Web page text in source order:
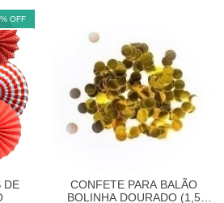
% OFF
DE
CONFETE PARA BALÃO
BOLINHA DOURADO (1,5